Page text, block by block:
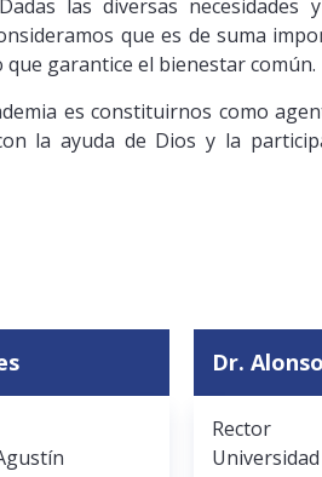
Dadas las diversas
que es de suma
garantice el bienestar común.
es constituirnos como
la ayuda de Dios y la
Dr.
Rector